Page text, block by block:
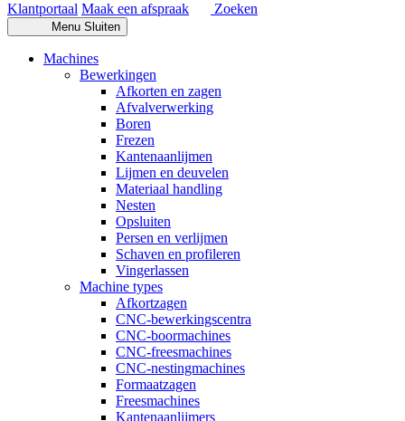
Klantportaal Maak een afspraak Zoeken
Menu Sluiten
Machines
Bewerkingen
Afkorten en zagen
Afvalverwerking
Boren
Frezen
Kantenaanlijmen
Lijmen en deuvelen
Materiaal handling
Nesten
Opsluiten
Persen en verlijmen
Schaven en profileren
Vingerlassen
Machine types
Afkortzagen
CNC-bewerkingscentra
CNC-boormachines
CNC-freesmachines
CNC-nestingmachines
Formaatzagen
Freesmachines
Kantenaanlijmers